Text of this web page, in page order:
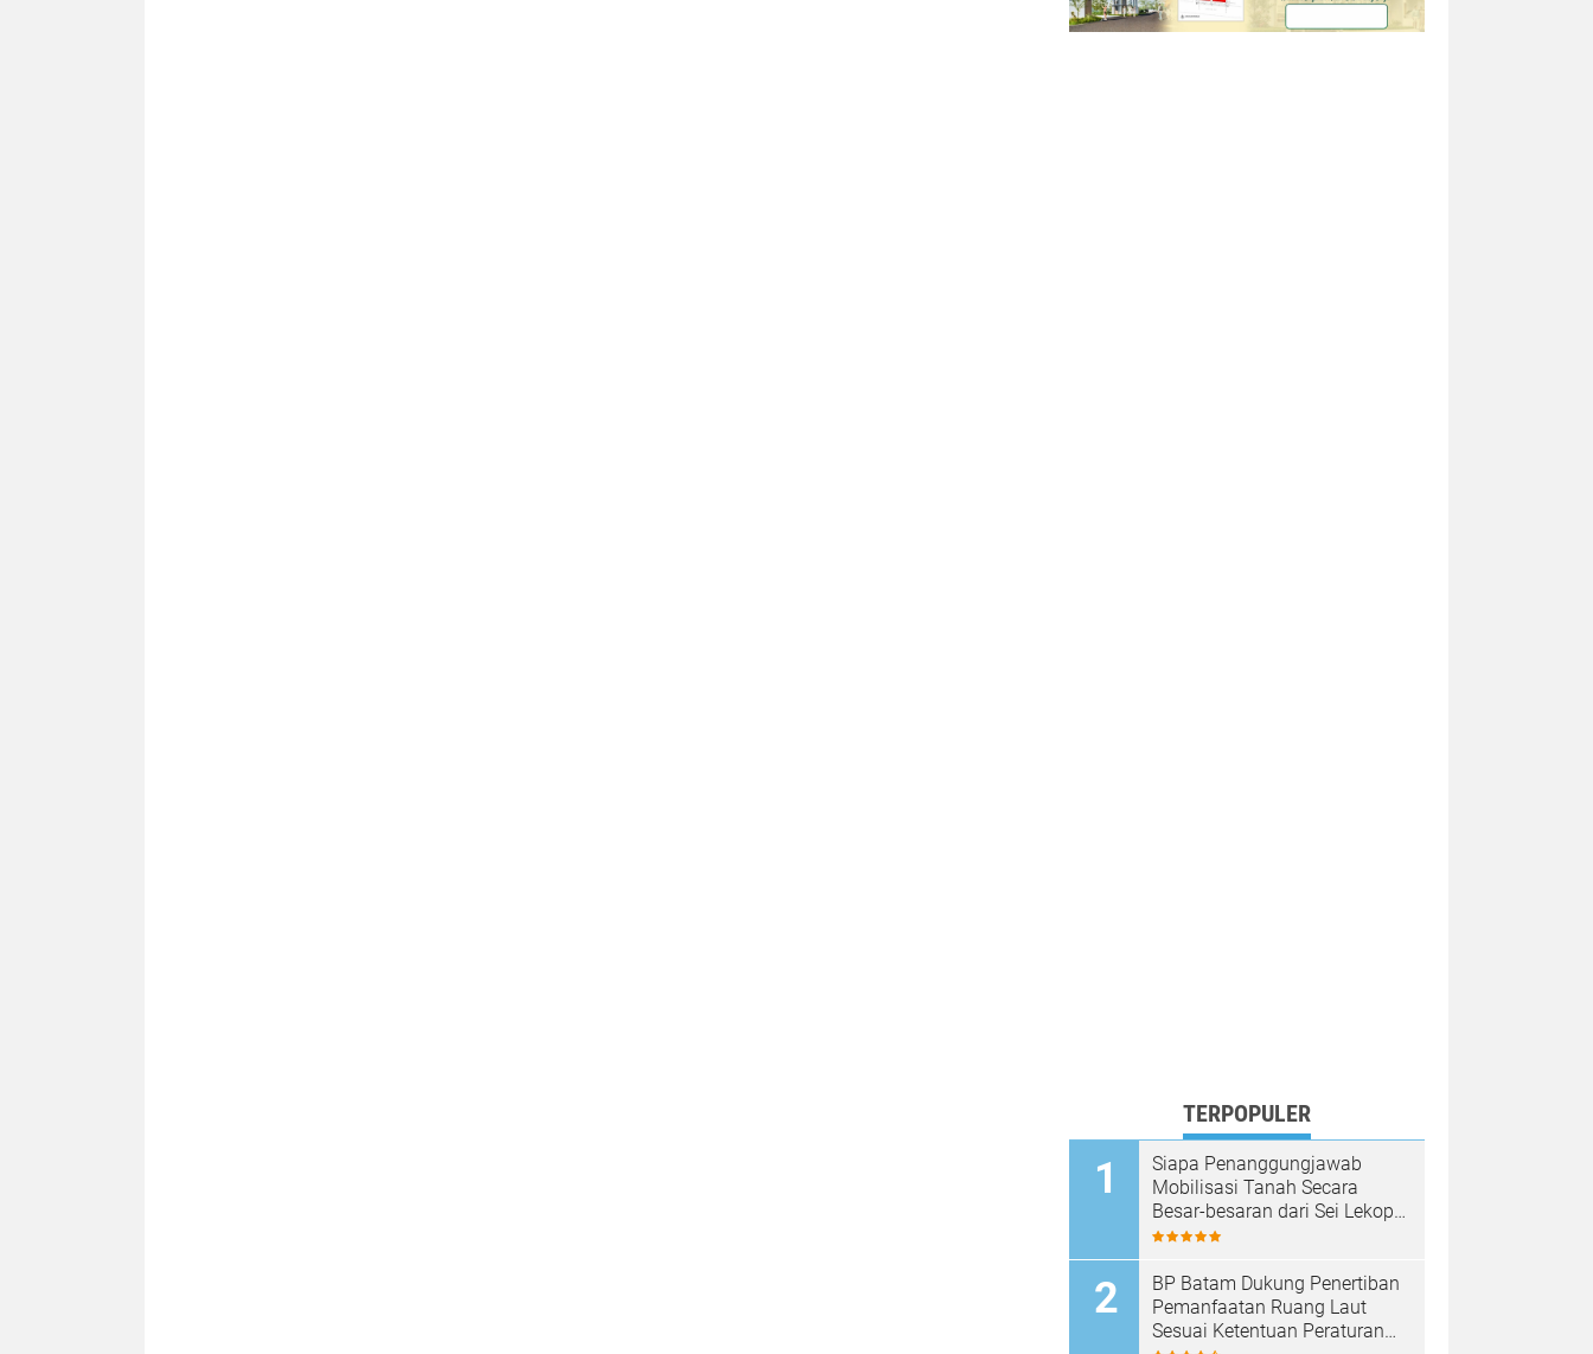
TERPOPULER
Siapa Penanggungjawab
Mobilisasi Tanah Secara
Besar-besaran dari Sei Lekop
ke Marina Sekupang Batam?
BP Batam Dukung Penertiban
Pemanfaatan Ruang Laut
Sesuai Ketentuan Peraturan